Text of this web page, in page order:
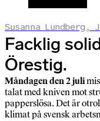
Susanna Lundberg,
Facklig
Örestig.
Måndagen den 2 juli
talat med kniven mot
papperslösa. Det är
klimat på svensk